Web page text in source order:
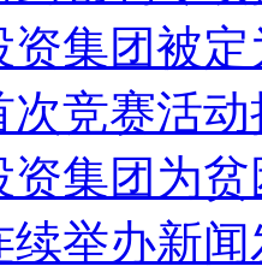
资集团被
次竞赛活
资集团为
续举办新